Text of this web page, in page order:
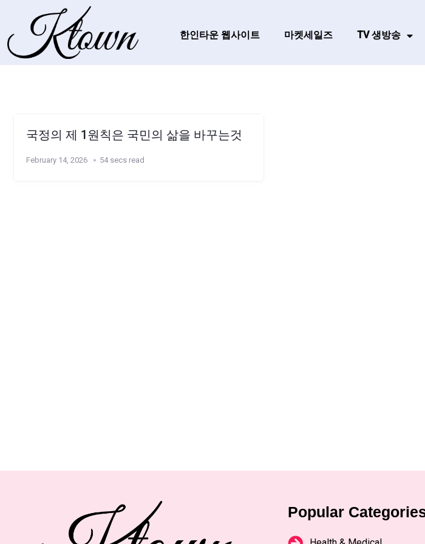
한인타운 웹사이트 마켓세일즈 TV 생방송
국정의 제 1원칙은 국민의 삶을 바꾸는것
February 14, 2026 54 secs read
Popular